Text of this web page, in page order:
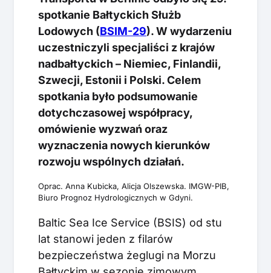
spotkanie Bałtyckich Służb
Lodowych (BSIM-29). W wydarzeniu
uczestniczyli specjaliści z krajów
nadbałtyckich – Niemiec, Finlandii,
Szwecji, Estonii i Polski. Celem
spotkania było podsumowanie
dotychczasowej współpracy,
omówienie wyzwań oraz
wyznaczenia nowych kierunków
rozwoju wspólnych działań.
Oprac. Anna Kubicka, Alicja Olszewska. IMGW-PIB,
Biuro Prognoz Hydrologicznych w Gdyni.
Baltic Sea Ice Service (BSIS) od stu
lat stanowi jeden z filarów
bezpieczeństwa żeglugi na Morzu